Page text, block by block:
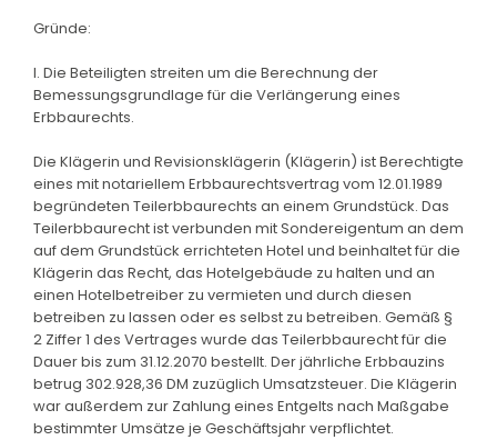
Gründe:
I. Die Beteiligten streiten um die Berechnung der
Bemessungsgrundlage für die Verlängerung eines
Erbbaurechts.
Die Klägerin und Revisionsklägerin (Klägerin) ist Berechtigte
eines mit notariellem Erbbaurechtsvertrag vom 12.01.1989
begründeten Teilerbbaurechts an einem Grundstück. Das
Teilerbbaurecht ist verbunden mit Sondereigentum an dem
auf dem Grundstück errichteten Hotel und beinhaltet für die
Klägerin das Recht, das Hotelgebäude zu halten und an
einen Hotelbetreiber zu vermieten und durch diesen
betreiben zu lassen oder es selbst zu betreiben. Gemäß §
2 Ziffer 1 des Vertrages wurde das Teilerbbaurecht für die
Dauer bis zum 31.12.2070 bestellt. Der jährliche Erbbauzins
betrug 302.928,36 DM zuzüglich Umsatzsteuer. Die Klägerin
war außerdem zur Zahlung eines Entgelts nach Maßgabe
bestimmter Umsätze je Geschäftsjahr verpflichtet.